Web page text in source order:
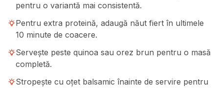
pentru o variantă mai consistentă.
Pentru extra proteină, adaugă năut fiert în ultimele
10 minute de coacere.
Servește peste quinoa sau orez brun pentru o masă
completă.
Stropește cu oțet balsamic înainte de servire pentru